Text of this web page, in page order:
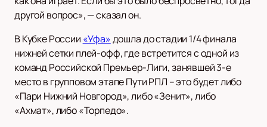
другой вопрос», — сказал он.
В Кубке России «Уфа»дошла до стадии 1/4 финала
нижней сетки плей-офф, где встретится с одной из
команд Российской Премьер-Лиги, занявшей 3-е
место в групповом этапе Пути РПЛ – это будет либо
«Пари Нижний Новгород», либо «Зенит», либо
«Ахмат», либо «Торпедо».